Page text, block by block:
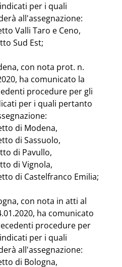
per i quali
all'assegnazione:
Valli Taro e Ceno,
Sud Est;
con nota prot. n.
ha comunicato la
procedure per gli
per i quali pertanto
di Modena,
di Sassuolo,
di Pavullo,
di Vignola,
di Castelfranco Emilia;
con nota in atti al
ha comunicato
procedure per
per i quali
all'assegnazione:
di Bologna,